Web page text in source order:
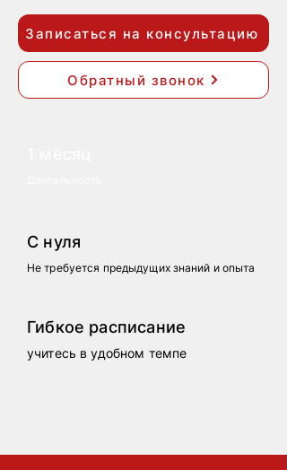
Записаться на консультацию
Обратный звонок
С нуля
Не требуется предыдущих знаний и опыта
Гибкое расписание
учитесь в удобном темпе